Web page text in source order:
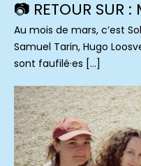
📷 RETOUR SUR
Au mois de mars, c’est
Samuel Tarin, Hugo
sont faufilé·es […]